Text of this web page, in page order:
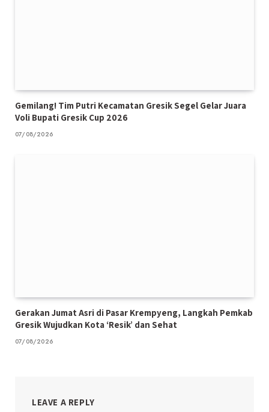
Gemilang! Tim Putri Kecamatan Gresik Segel Gelar Juara
Voli Bupati Gresik Cup 2026
07/08/2026
Gerakan Jumat Asri di Pasar Krempyeng, Langkah Pemkab
Gresik Wujudkan Kota ‘Resik’ dan Sehat
07/08/2026
LEAVE A REPLY